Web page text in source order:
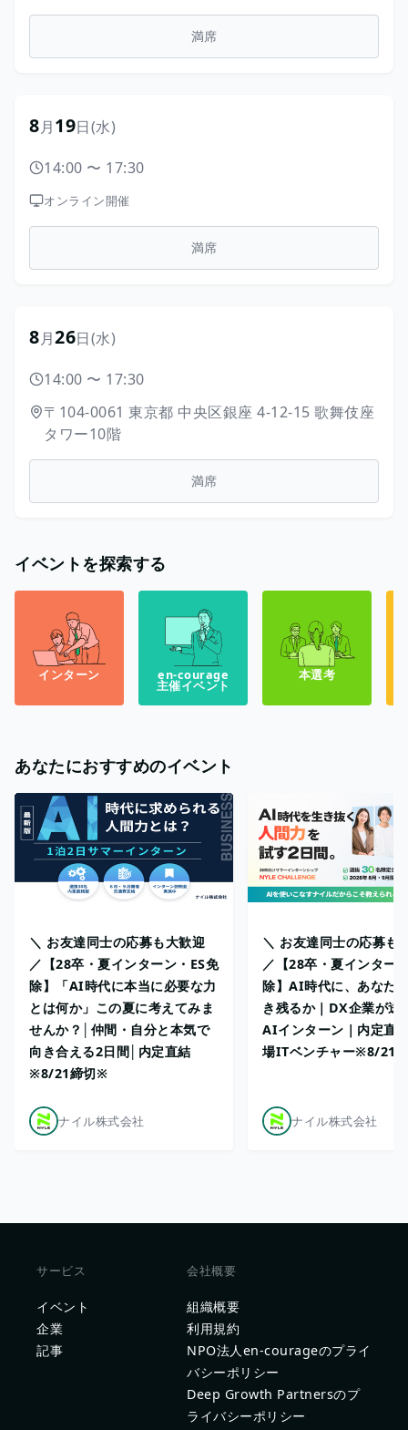
イベントを探索する
インターン en-courage
主催イベント
本選考
あなたにおすすめのイベント
＼ お友達同士の応募も大歓迎
／【28卒・夏インターン・ES免
除】「AI時代に本当に必要な力
とは何か」この夏に考えてみま
せんか？│仲間・自分と本気で
向き合える2日間│内定直結
※8/21締切※
ナイル株式会社
＼ お友達同士の応募も
／【28卒・夏インター
除】AI時代に、あなた
き残るか｜DX企業が送
AIインターン｜内定直
場ITベンチャー※8/21
ナイル株式会社
満席
8月19日(水)
14:00 〜 17:30
オンライン開催
満席
8月26日(水)
14:00 〜 17:30
〒104-0061 東京都 中央区銀座 4-12-15 歌舞伎座
タワー10階
満席
サービス
イベント
企業
記事
会社概要
組織概要
利用規約
NPO法人en-courageのプライ
バシーポリシー
Deep Growth Partnersのプ
ライバシーポリシー